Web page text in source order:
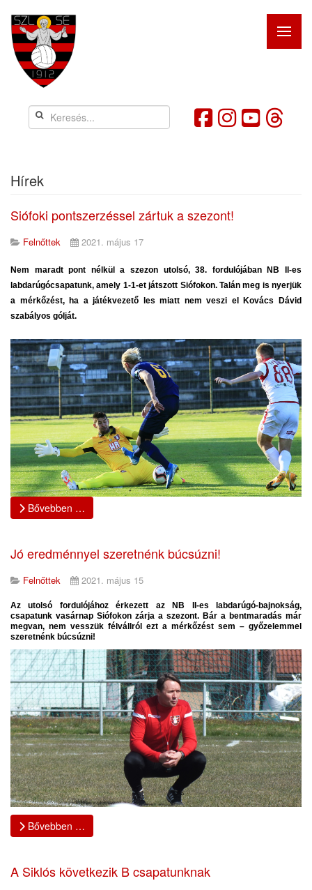
Hírek
Siófoki pontszerzéssel zártuk a szezont!
Felnőttek 2021. május 17
Nem maradt pont nélkül a szezon utolsó, 38. fordulójában NB II-es
labdarúgócsapatunk, amely 1-1-et játszott Siófokon. Talán meg is nyerjük
a mérkőzést, ha a játékvezető les miatt nem veszi el Kovács Dávid
szabályos gólját.
Bővebben …
Jó eredménnyel szeretnénk búcsúzni!
Felnőttek 2021. május 15
Az utolsó fordulójához érkezett az NB II-es labdarúgó-bajnokság,
csapatunk vasárnap Siófokon zárja a szezont. Bár a bentmaradás már
megvan, nem vesszük félvállról ezt a mérkőzést sem – győzelemmel
szeretnénk búcsúzni!
Bővebben …
A Siklós következik B csapatunknak